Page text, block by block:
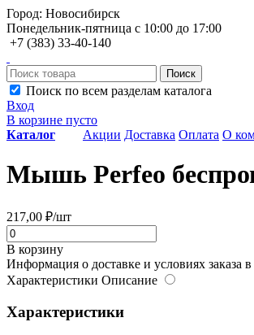
Город: Новосибирск
Понедельник-пятница с 10:00 до 17:00
+7 (383) 33-40-140
Поиск
Поиск по всем разделам каталога
Вход
В корзине пусто
Каталог
Акции Доставка Оплата О
Мышь Perfeo
217,00 ₽/шт
В корзину
Информация о доставке и условиях заказа в
Характеристики Описание
Характеристики